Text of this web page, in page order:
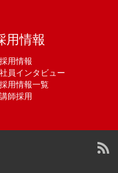
用情報
採用情報
社員インタビュー
採用情報一覧
講師採用